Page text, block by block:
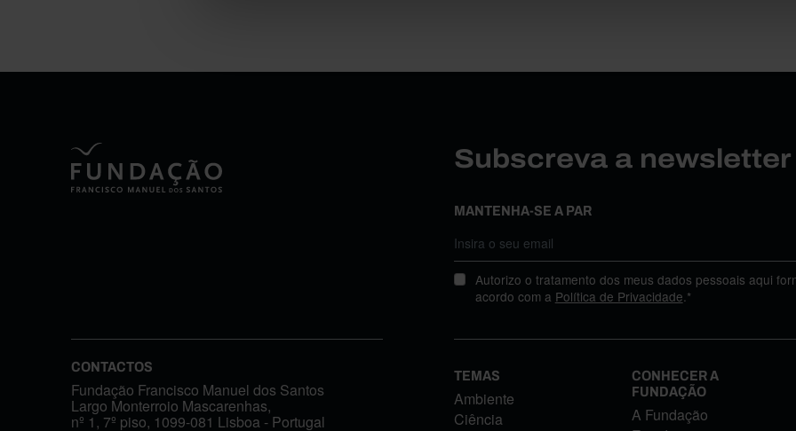
Subscreva a
MANTENHA-SE A PAR
Autorizo o tratamento dos meus dados pessoais aqui
acordo com a Política de Privacidade.*
CONTACTOS
Fundação Francisco Manuel dos Santos
Largo Monterroio Mascarenhas,
nº 1, 7º piso, 1099-081 Lisboa - Portugal
TEMAS
Ambiente
Ciência
CONHECER A
FUNDAÇÃO
A Fundação